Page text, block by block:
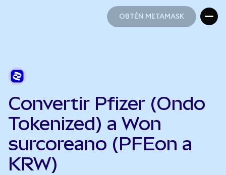
OBTÉN METAMASK
Convertir Pfizer (Ondo
Tokenized) a Won
surcoreano (PFEon a
KRW)